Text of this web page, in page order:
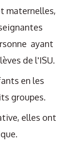
maternelles,
ayant
de l'ISU.
en les
groupes.
elles ont